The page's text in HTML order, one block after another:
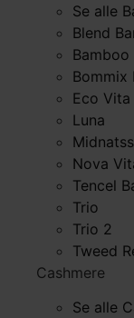
Se alle
Blend
Bamboo
Bommix
Eco Vita
Luna
Nova
Tencel
Trio
Trio 2
Tweed
Cashmere
Se alle